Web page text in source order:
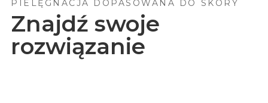
PIELĘGNACJA DOPASOWANA DO SKÓRY
Znajdź swoje
rozwiązanie